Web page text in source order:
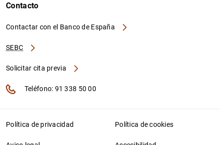
Contacto
Contactar con el Banco de España
SEBC
Solicitar cita previa
Teléfono: 91 338 50 00
Política de privacidad Política de cookies